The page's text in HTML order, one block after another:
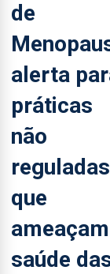
de
alerta
práticas
não
reguladas
que
ameaçam
saúde